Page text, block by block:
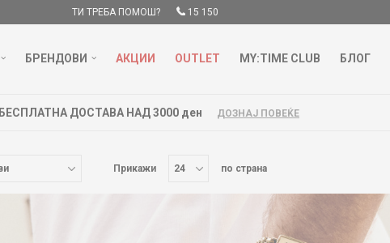
ТИ ТРЕБА ПОМОШ? 15 150
БРЕНДОВИ АКЦИИ OUTLET MY:TIME CLUB БЛОГ
БЕСПЛАТНА ДОСТАВА НАД 3000 ден ДОЗНАЈ ПОВЕЌЕ
Прикажи по страна